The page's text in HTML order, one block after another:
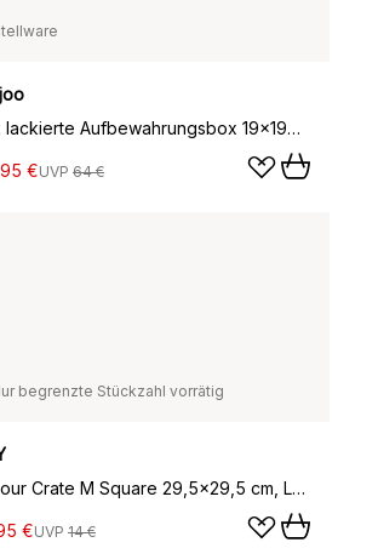
Lux lackierte Aufbewahrungsbox 19x19x7 cm, Powder blue
€UVP 64 €
begrenzte Stückzahl vorrätig
Colour Crate M Square 29,5x29,5 cm, Lavender
€UVP 14 €